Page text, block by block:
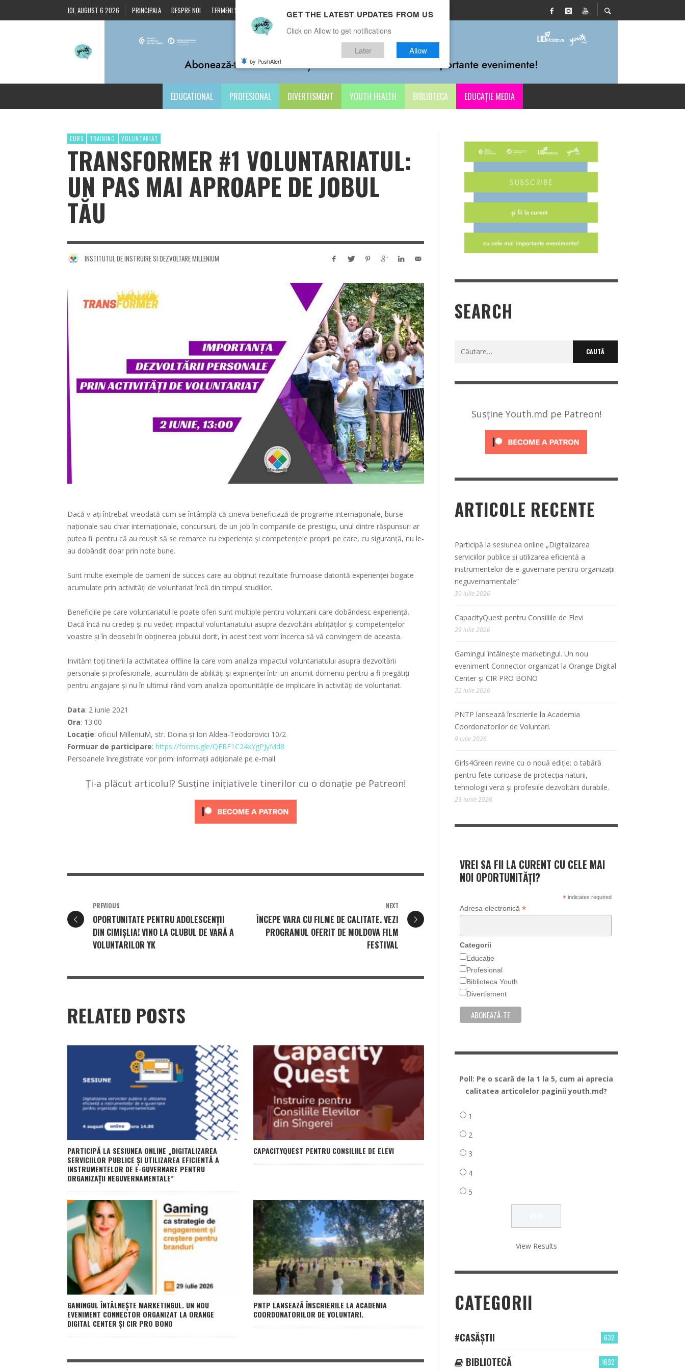
JOI, AUGUST 6 2026 PRINCIPALA DESPRE NOI TERMENI ȘI CONDIȚII CONTACTE
EDUCATIONAL PROFESIONAL DIVERTISMENT YOUTH HEALTH BIBLIOTECA EDUCAȚIE MEDIA
CURS TRAINING VOLUNTARIAT
TRANSFORMER #1 VOLUNTARIATUL:
UN PAS MAI APROAPE DE JOBUL
TĂU
INSTITUTUL DE INSTRUIRE SI DEZVOLTARE MILLENIUM
Dacă v-ați întrebat vreodată cum se întâmplă că cineva beneficiază de programe internaționale, burse
naționale sau chiar internaționale, concursuri, de un job în companiile de prestigiu, unul dintre răspunsuri ar
putea fi: pentru că au reuşit să se remarce cu experiența şi competenţele proprii pe care, cu siguranță, nu le-
au dobândit doar prin note bune.
Sunt multe exemple de oameni de succes care au obținut rezultate frumoase datorită experienței bogate
acumulate prin activități de voluntariat încă din timpul studiilor.
Beneficiile pe care voluntariatul le poate oferi sunt multiple pentru voluntarii care dobândesc experiență.
Dacă încă nu credeți și nu vedeți impactul voluntariatului asupra dezvoltării abilițăților și competențelor
voastre și în deosebi în obținerea jobului dorit, în acest text vom încerca să vă convingem de aceasta.
Invităm toți tinerii la activitatea offline la care vom analiza impactul voluntariatului asupra dezvoltării
personale și profesionale, acumulării de abilități și exprienței într-un anumit domeniu pentru a fi pregătiți
pentru angajare și nu în ultimul rând vom analiza oportunitățile de implicare în activități de voluntariat.
Data: 2 iunie 2021
Ora: 13:00
Locație: oficiul MilleniuM, str. Doina și Ion Aldea-Teodorovici 10/2
Formuar de participare: https://forms.gle/QFRF1C24xYgPJyMd8
Persoanele înregistrate vor primi informații adiționale pe e-mail.
Ți-a plăcut articolul? Susține inițiativele tinerilor cu o donație pe Patreon!
PREVIOUS
OPORTUNITATE PENTRU ADOLESCENȚII
DIN CIMIȘLIA! VINO LA CLUBUL DE VARĂ A
VOLUNTARILOR YK
NEXT
ÎNCEPE VARA CU FILME DE CALITATE. VEZI
PROGRAMUL OFERIT DE MOLDOVA FILM
FESTIVAL
RELATED POSTS
PARTICIPĂ LA SESIUNEA ONLINE „DIGITALIZAREA
SERVICIILOR PUBLICE ȘI UTILIZAREA EFICIENTĂ A
INSTRUMENTELOR DE E-GUVERNARE PENTRU
ORGANIZAȚII NEGUVERNAMENTALE”
CAPACITYQUEST PENTRU CONSILIILE DE ELEVI
GAMINGUL ÎNTÂLNEȘTE MARKETINGUL. UN NOU
EVENIMENT CONNECTOR ORGANIZAT LA ORANGE
DIGITAL CENTER ȘI CIR PRO BONO
PNTP LANSEAZĂ ÎNSCRIERILE LA ACADEMIA
COORDONATORILOR DE VOLUNTARI.
SEARCH
Caută
Susține Youth.md pe Patreon!
ARTICOLE RECENTE
Participă la sesiunea online „Digitalizarea
serviciilor publice și utilizarea eficientă a
instrumentelor de e-guvernare pentru organizații
neguvernamentale”
30 iulie 2026
CapacityQuest pentru Consiliile de Elevi
29 iulie 2026
Gamingul întâlnește marketingul. Un nou
eveniment Connector organizat la Orange Digital
Center și CIR PRO BONO
22 iulie 2026
PNTP lansează înscrierile la Academia
Coordonatorilor de Voluntari.
9 iulie 2026
Girls4Green revine cu o nouă ediție: o tabără
pentru fete curioase de protecția naturii,
tehnologii verzi și profesiile dezvoltării durabile.
23 iunie 2026
VREI SA FII LA CURENT CU CELE MAI
NOI OPORTUNITĂȚI?
*indicates required
Adresa electronică *
Categorii
Educație
Profesional
Biblioteca Youth
Divertisment
Poll: Pe o scară de la 1 la 5, cum ai aprecia
calitatea articolelor paginii youth.md?
1
2
3
4
5
View Results
CATEGORII
632
#CASĂȘTII
1692
BIBLIOTECĂ
GET THE LATEST UPDATES FROM US
Click on Allow to get notifications
Later Allow
by PushAlert